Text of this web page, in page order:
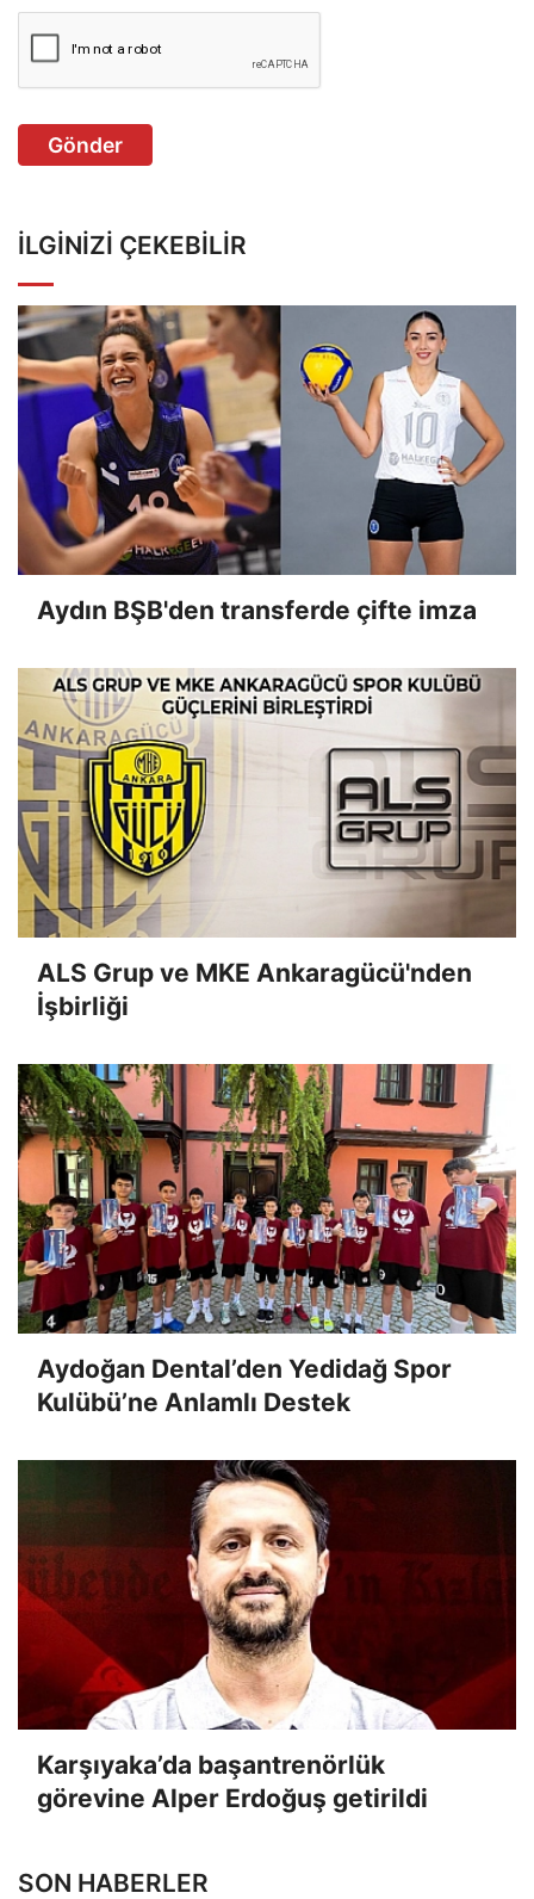
Gönder
İLGINIZI ÇEKEBILIR
Aydın BŞB'den transferde çifte imza
ALS Grup ve MKE Ankaragücü'nden
İşbirliği
Aydoğan Dental’den Yedidağ Spor
Kulübü’ne Anlamlı Destek
Karşıyaka’da başantrenörlük
görevine Alper Erdoğuş getirildi
SON HABERLER